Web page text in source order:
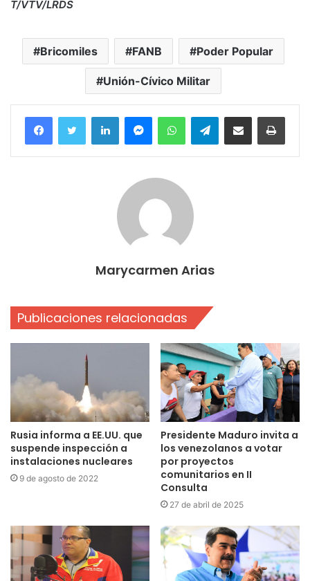
T/VTV/LRDS
Bricomiles FANB Poder Popular
Unión-Cívico Militar
FacebookTwitter LinkedInMessengerWhatsAppTelegramCompartir por correo electrónico
Marycarmen Arias
Publicaciones relacionadas
Rusia informa a EE.UU. que
suspende inspección a
instalaciones nucleares
9 de agosto de 2022
Presidente Maduro invita a
los venezolanos a votar
por proyectos
comunitarios en II
Consulta
27 de abril de 2025